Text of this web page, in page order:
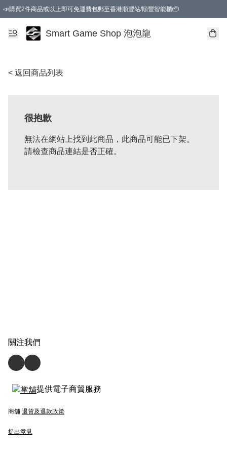
📣購買2件商品或以上即可免運費包郵至香港順豐站/順豐智能櫃📦
Smart Game Shop 泡泡龍
< 返回商品列表
很抱歉
無法在網站上找到此商品，此商品可能已下架。
請檢查商品連結是否正確。
關注我們
提供電子商貿服務
商舖 退貨及退款政策
提出意見